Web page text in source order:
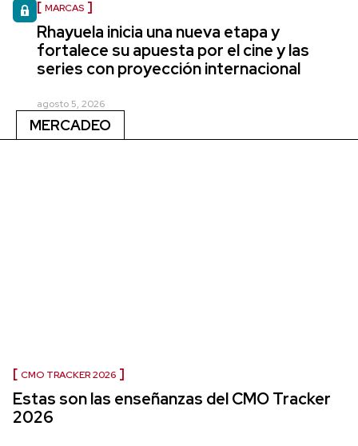
MARCAS
Rhayuela inicia una nueva etapa y
fortalece su apuesta por el cine y las
series con proyección internacional
agosto 5, 2026
MERCADEO
CMO TRACKER 2026
Estas son las enseñanzas del CMO Tracker
2026